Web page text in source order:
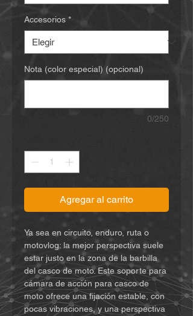
Accesorios *
Nota (color especial) (opcional)
0/250
Agregar al carrito
Ya sea en circuito, enduro, ruta o
motovlog: la mejor perspectiva suele
estar justo en la zona de la barbilla
del casco de moto. Este soporte para
cámara de acción para casco de
moto ofrece una fijación estable, con
pocas vibraciones, y una perspectiva